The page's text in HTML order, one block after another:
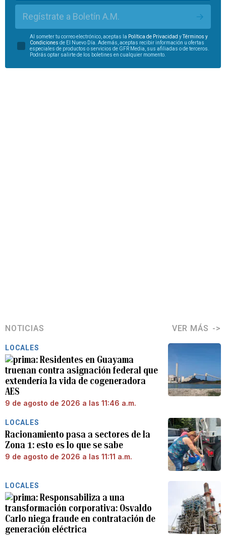
Regístrate a Boletín A.M.
Al someter tu correo electrónico, aceptas la Política de Privacidad y
Términos y
Condiciones de El Nuevo Día. Además, aceptas recibir información u ofertas
especiales de productos o servicios de GFR Media, sus afiliadas o de terceros.
Podrás optar salirte de los boletines en cualquier momento.
NOTICIAS VER MÁS
LOCALES
Residentes en Guayama
truenan contra asignación federal que
extendería la vida de cogeneradora
AES
9 de agosto de 2026 a las 11:46 a.m.
LOCALES
Racionamiento pasa a sectores de la
Zona 1: esto es lo que se sabe
9 de agosto de 2026 a las 11:11 a.m.
LOCALES
Responsabiliza a una
transformación corporativa: Osvaldo
Carlo niega fraude en contratación de
generación eléctrica